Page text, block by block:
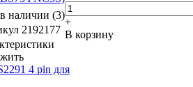
наличии (3)
2192177
+
В корзину
4 pin для